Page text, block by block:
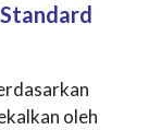
oleh